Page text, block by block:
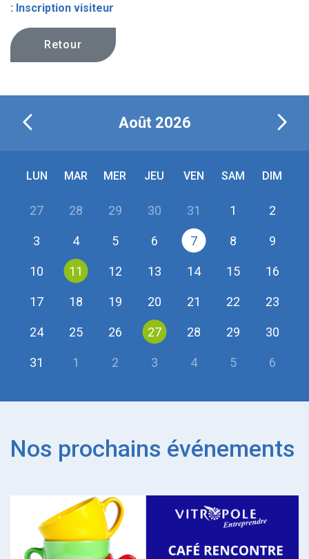
: Inscription visiteur
Retour
Août 2026
LUN MAR MER JEU VEN SAM DIM
27 28 29 30 31 1 2
3 4 5 6 7 8 9
10 11 12 13 14 15 16
17 18 19 20 21 22 23
24 25 26 27 28 29 30
31 1 2 3 4 5 6
Nos prochains événements